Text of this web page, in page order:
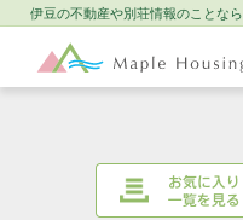
伊豆の不動産や別荘情報のことなら